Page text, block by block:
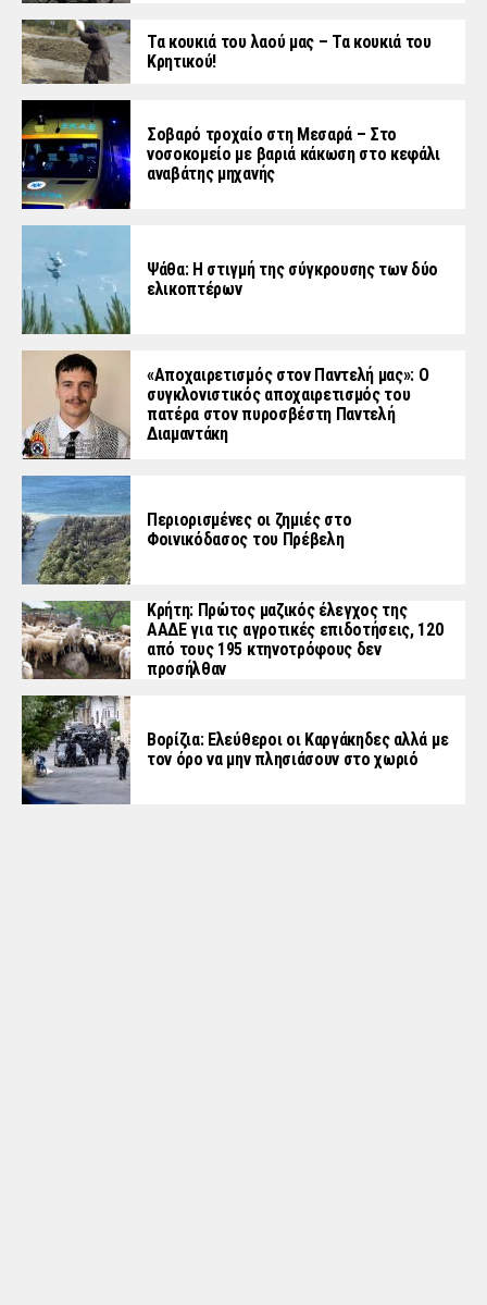
Τα κουκιά του λαού μας – Τα κουκιά του
Κρητικού!
Σοβαρό τροχαίο στη Μεσαρά – Στο
νοσοκομείο με βαριά κάκωση στο κεφάλι
αναβάτης μηχανής
Ψάθα: Η στιγμή της σύγκρουσης των δύο
ελικοπτέρων
«Aποχαιρετισμός στον Παντελή μας»: Ο
συγκλονιστικός αποχαιρετισμός του
πατέρα στον πυροσβέστη Παντελή
Διαμαντάκη
Περιορισμένες οι ζημιές στο
Φοινικόδασος του Πρέβελη
Κρήτη: Πρώτος μαζικός έλεγχος της
ΑΑΔΕ για τις αγροτικές επιδοτήσεις, 120
από τους 195 κτηνοτρόφους δεν
προσήλθαν
Βορίζια: Ελεύθεροι οι Καργάκηδες αλλά με
τον όρο να μην πλησιάσουν στο χωριό